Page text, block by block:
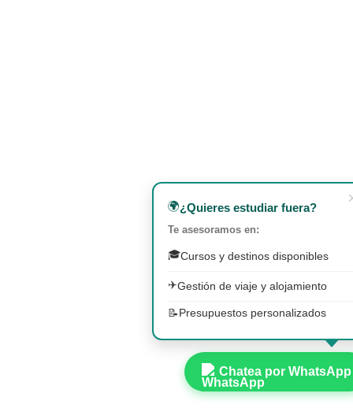
🌍¿Quieres estudiar fuera?
Te asesoramos en:
🎓Cursos y destinos disponibles
✈️Gestión de viaje y alojamiento
📝 Presupuestos personalizados
Chatea por WhatsApp